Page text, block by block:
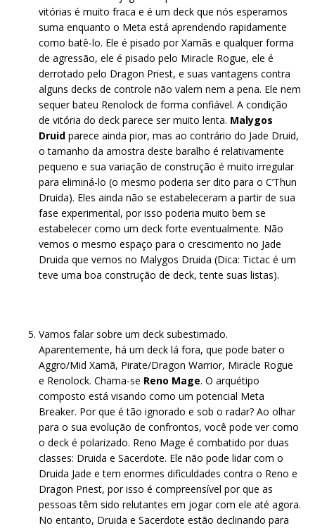
vitórias é muito fraca e é um deck que nós esperamos
suma enquanto o Meta está aprendendo rapidamente
como batê-lo. Ele é pisado por Xamãs e qualquer forma
de agressão, ele é pisado pelo Miracle Rogue, ele é
derrotado pelo Dragon Priest, e suas vantagens contra
alguns decks de controle não valem nem a pena. Ele nem
sequer bateu Renolock de forma confiável. A condição
de vitória do deck parece ser muito lenta. Malygos
Druid parece ainda pior, mas ao contrário do Jade Druid,
o tamanho da amostra deste baralho é relativamente
pequeno e sua variação de construção é muito irregular
para eliminá-lo (o mesmo poderia ser dito para o C’Thun
Druida). Eles ainda não se estabeleceram a partir de sua
fase experimental, por isso poderia muito bem se
estabelecer como um deck forte eventualmente. Não
vemos o mesmo espaço para o crescimento no Jade
Druida que vemos no Malygos Druida (Dica: Tictac é um
teve uma boa construção de deck, tente suas listas).
Vamos falar sobre um deck subestimado.
Aparentemente, há um deck lá fora, que pode bater o
Aggro/Mid Xamã, Pirate/Dragon Warrior, Miracle Rogue
e Renolock. Chama-se Reno Mage. O arquétipo
composto está visando como um potencial Meta
Breaker. Por que é tão ignorado e sob o radar? Ao olhar
para o sua evolução de confrontos, você pode ver como
o deck é polarizado. Reno Mage é combatido por duas
classes: Druida e Sacerdote. Ele não pode lidar com o
Druida Jade e tem enormes dificuldades contra o Reno e
Dragon Priest, por isso é compreensível por que as
pessoas têm sido relutantes em jogar com ele até agora.
No entanto, Druida e Sacerdote estão declinando para